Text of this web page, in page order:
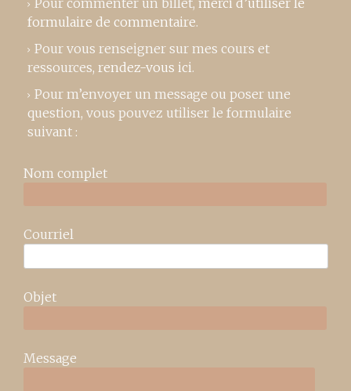
formulaire de commentaire.
Pour vous renseigner sur mes cours et
ressources, rendez-vous ici.
Pour m’envoyer un message ou poser une
question, vous pouvez utiliser le formulaire
suivant :
Nom complet
Courriel
Objet
Message